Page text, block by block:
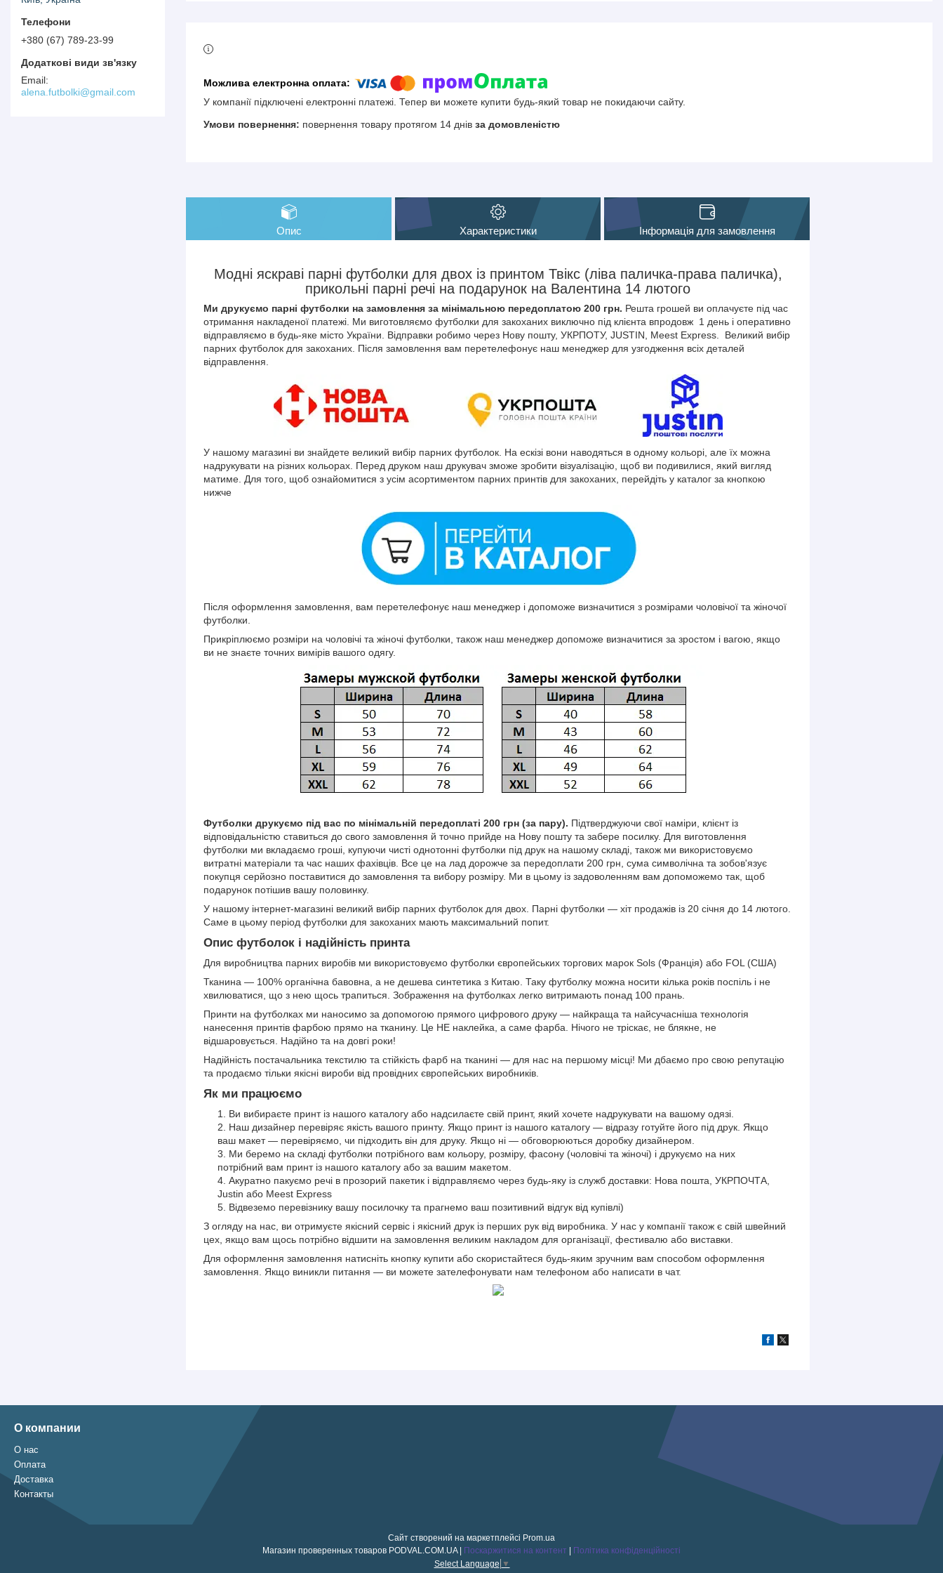
У компанії підключені електронні платежі. Тепер ви можете купити будь-який товар не покидаючи сайту.
повернення товару протягом 14 днів за домовленістю
Опис Характеристики Інформація для замовлення
Модні яскраві парні футболки для двох із принтом Твікс (ліва паличка-права паличка),
прикольні парні речі на подарунок на Валентина 14 лютого
Ми друкуємо парні футболки на замовлення за мінімальною передоплатою 200 грн. Решта грошей ви оплачуєте під час
отримання накладеної платежі. Ми виготовляємо футболки для закоханих виключно під клієнта впродовж 1 день і оперативно
відправляємо в будь-яке місто України. Відправки робимо через Нову пошту, УКРПОТУ, JUSTIN, Meest Express. Великий вибір
парних футболок для закоханих. Після замовлення вам перетелефонує наш менеджер для узгодження всіх деталей
відправлення.
У нашому магазині ви знайдете великий вибір парних футболок. На ескізі вони наводяться в одному кольорі, але їх можна
надрукувати на різних кольорах. Перед друком наш друкувач зможе зробити візуалізацію, щоб ви подивилися, який вигляд
матиме. Для того, щоб ознайомитися з усім асортиментом парних принтів для закоханих, перейдіть у каталог за кнопкою
нижче
Після оформлення замовлення, вам перетелефонує наш менеджер і допоможе визначитися з розмірами чоловічої та жіночої
футболки.
Прикріплюємо розміри на чоловічі та жіночі футболки, також наш менеджер допоможе визначитися за зростом і вагою, якщо
ви не знаєте точних вимірів вашого одягу.
Футболки друкуємо під вас по мінімальній передоплаті 200 грн (за пару). Підтверджуючи свої наміри, клієнт із
відповідальністю ставиться до свого замовлення й точно прийде на Нову пошту та забере посилку. Для виготовлення
футболки ми вкладаємо гроші, купуючи чисті однотонні футболки під друк на нашому складі, також ми використовуємо
витратні матеріали та час наших фахівців. Все це на лад дорожче за передоплати 200 грн, сума символічна та зобов'язує
покупця серйозно поставитися до замовлення та вибору розміру. Ми в цьому із задоволенням вам допоможемо так, щоб
подарунок потішив вашу половинку.
У нашому інтернет-магазині великий вибір парних футболок для двох. Парні футболки — хіт продажів із 20 січня до 14 лютого.
Саме в цьому період футболки для закоханих мають максимальний попит.
Опис футболок і надійність принта
Для виробництва парних виробів ми використовуємо футболки європейських торгових марок Sols (Франція) або FOL (США)
Тканина — 100% органічна бавовна, а не дешева синтетика з Китаю. Таку футболку можна носити кілька років поспіль і не
хвилюватися, що з нею щось трапиться. Зображення на футболках легко витримають понад 100 прань.
Принти на футболках ми наносимо за допомогою прямого цифрового друку — найкраща та найсучасніша технологія
нанесення принтів фарбою прямо на тканину. Це НЕ наклейка, а саме фарба. Нічого не тріскає, не блякне, не
відшаровується. Надійно та на довгі роки!
Надійність постачальника текстилю та стійкість фарб на тканині — для нас на першому місці! Ми дбаємо про свою репутацію
та продаємо тільки якісні вироби від провідних європейських виробників.
Як ми працюємо
Ви вибираєте принт із нашого каталогу або надсилаєте свій принт, який хочете надрукувати на вашому одязі.
Наш дизайнер перевіряє якість вашого принту. Якщо принт із нашого каталогу — відразу готуйте його під друк. Якщо
ваш макет — перевіряємо, чи підходить він для друку. Якщо ні — обговорюються доробку дизайнером.
Ми беремо на складі футболки потрібного вам кольору, розміру, фасону (чоловічі та жіночі) і друкуємо на них
потрібний вам принт із нашого каталогу або за вашим макетом.
Акуратно пакуємо речі в прозорий пакетик і відправляємо через будь-яку із служб доставки: Нова пошта, УКРПОЧТА,
Justin або Meest Express
Відвеземо перевізнику вашу посилочку та прагнемо ваш позитивний відгук від купівлі)
З огляду на нас, ви отримуєте якісний сервіс і якісний друк із перших рук від виробника. У нас у компанії також є свій швейний
цех, якщо вам щось потрібно відшити на замовлення великим накладом для організації, фестивалю або виставки.
Для оформлення замовлення натисніть кнопку купити або скористайтеся будь-яким зручним вам способом оформлення
замовлення. Якщо виникли питання — ви можете зателефонувати нам телефоном або написати в чат.
+380 (67) 789-23-99
alena.futbolki@gmail.com
О компании
О нас
Оплата
Доставка
Контакты
Сайт створений на маркетплейсі Prom.ua
Магазин проверенных товаров PODVAL.СOM.UA | Поскаржитися на контент | Політика конфіденційності
Select Language ▼